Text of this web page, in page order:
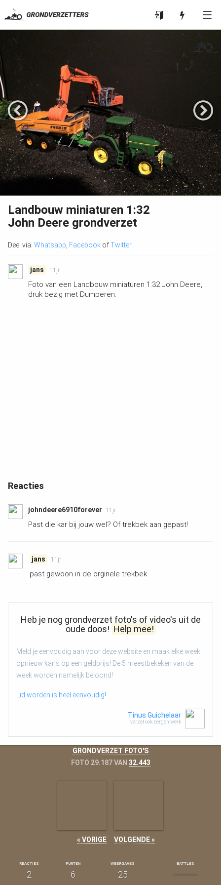
Landbouw miniaturen 1:32
John Deere grondverzet
Deel via: Whatsapp, Facebook ofTwitter.
jans 11jr
Foto van een Landbouw miniaturen 1:32 John Deere,
druk bezig met Dumperen.
Reacties
johndeere6910forever 11jr
Past die kar bij jouw wel? Of trekbek aan gepast!
jans 11jr
past gewoon in de orginele trekbek
Heb je nog grondverzet foto's of video's uit de
oude doos! Help mee!
Meld je eenvoudig aan voor deze website en maak elke week
opnieuw kans op een geldprijs! De 5 meestbekeken van de
week worden namelijk beloond!
Lid worden is heel eenvoudig!
Tinus Guichelaar
verzet ook bergen werk
GRONDVERZET FOTO'S
FOTO 29.187 VAN 32.443
« VORIGE VOLGENDE »
REACTIES
2
PUNTEN
6
WEERGAVES
25
BATTLES